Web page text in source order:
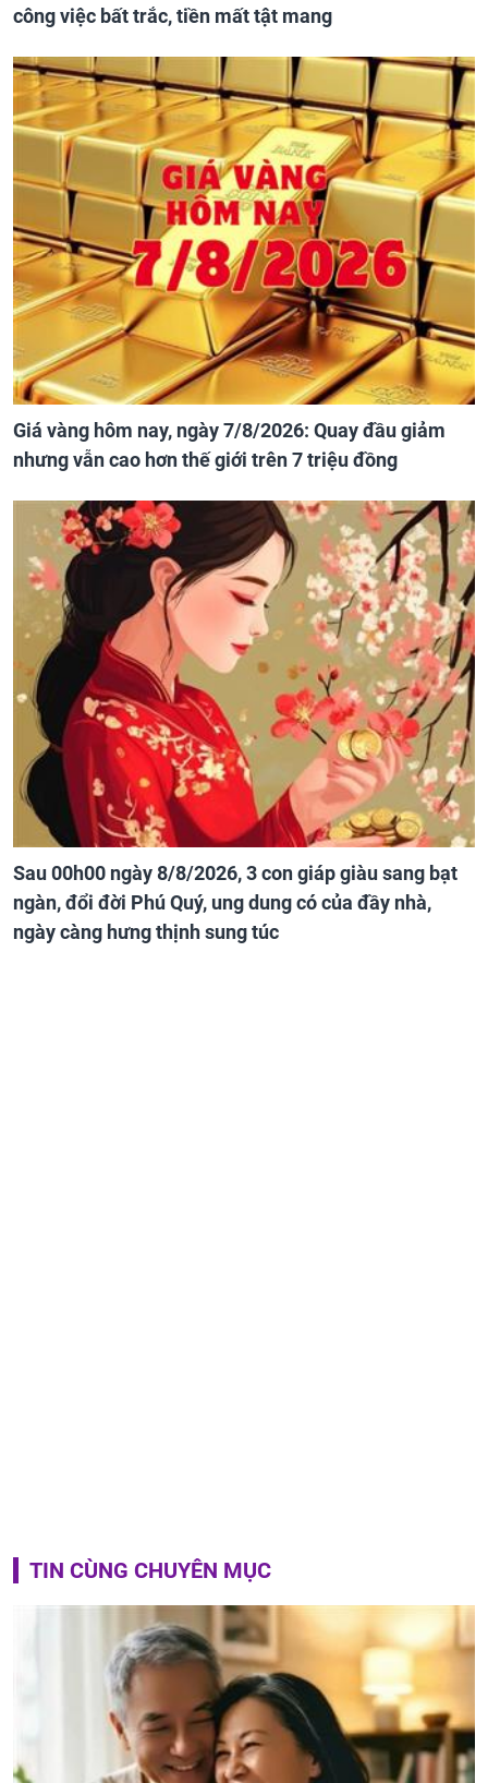
công việc bất trắc, tiền mất tật mang
Giá vàng hôm nay, ngày 7/8/2026: Quay đầu giảm
nhưng vẫn cao hơn thế giới trên 7 triệu đồng
Sau 00h00 ngày 8/8/2026, 3 con giáp giàu sang bạt
ngàn, đổi đời Phú Quý, ung dung có của đầy nhà,
ngày càng hưng thịnh sung túc
TIN CÙNG CHUYÊN MỤC